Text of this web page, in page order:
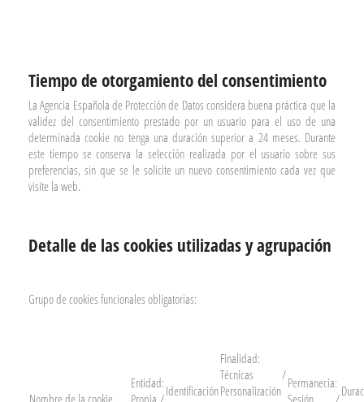
Tiempo de otorgamiento del consentimiento
La Agencia Española de Protección de Datos considera buena práctica que la
validez del consentimiento prestado por un usuario para el uso de una
determinada cookie no tenga una duración superior a 24 meses. Durante
este tiempo se conserva la selección realizada por el usuario sobre sus
preferencias, sin que se le solicite un nuevo consentimiento cada vez que
visite la web.
Detalle de las cookies utilizadas y agrupación
Grupo de cookies funcionales obligatorias:
Nombre de la cookie
Entidad:
Propia /Identificación
Finalidad:
Técnicas /
Personalización Permanecia:
Sesión /